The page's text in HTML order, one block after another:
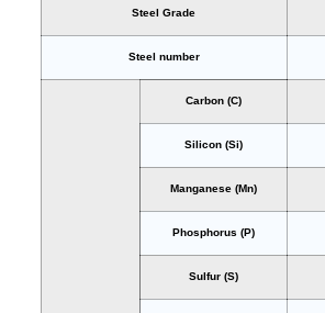
Steel Grade
Steel number
Carbon (C)
Silicon (Si)
Manganese (Mn)
Phosphorus (P)
Sulfur (S)